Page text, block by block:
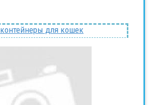
для кошек